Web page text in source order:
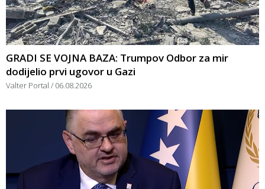
GRADI SE VOJNA BAZA: Trumpov Odbor za mir
dodijelio prvi ugovor u Gazi
Valter Portal 06.08.2026